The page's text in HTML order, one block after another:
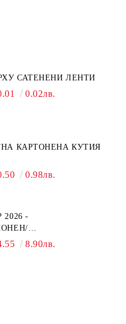
САТЕНЕНИ ЛЕНТИ
0.02лв.
КАРТОНЕНА КУТИЯ
0.98лв.
-
8.90лв.